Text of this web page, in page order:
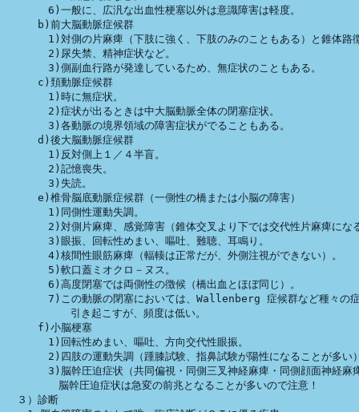
6)一般に、広汎な出血性梗塞以外は意識障害は軽度。
b)前大脳動脈症候群
1)対側の片麻痺（下肢に強く、下肢のみのこともある）と錐体路
2)尿失禁、精神症状など。
3)側副血行路が発達しているため、無症状のこともある。
c)頚動脈症候群
1)時に無症状。
2)症状が出るときは中大脳動脈全体の閉塞症状。
3)各動脈の境界領域の障害症状がでることもある。
d)後大脳動脈症候群
1)反対側上１／４半盲。
2)記憶喪失。
3)失読。
e)椎骨脳底動脈症候群（一側性の橋または小脳の障害）
1)同側性運動失調。
2)対側片麻痺、感覚障害（錐体交叉より下では交代性片麻痺にな
3)眼振、回転性めまい、嘔吐、難聴、耳鳴り。
4)核間性眼筋麻痺（輻輳は正常だが、外側注視ができない）。
5)軟口蓋ミオクロ－ヌス。
6)高度閉塞では両側性の徴候（橋出血とほぼ同じ）。
7)この動脈の閉塞においては、Wallenberg 症候群など種々の
          引き起こすが、頻度は低い。
f)小脳梗塞
1)回転性めまい、嘔吐、方向交代性眼振。
2)四肢の運動失調（踵膝試験、指鼻試験が陽性になることが多い
3)脳幹圧迫症状（共同偏視・同側三叉神経麻痺・同側顔面神経麻
脳幹圧迫症状は急変の前兆となることが多いので注意！
３）診断